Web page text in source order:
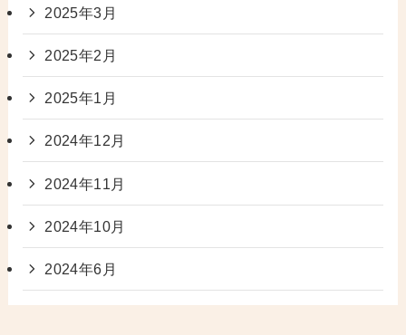
2025年3月
2025年2月
2025年1月
2024年12月
2024年11月
2024年10月
2024年6月